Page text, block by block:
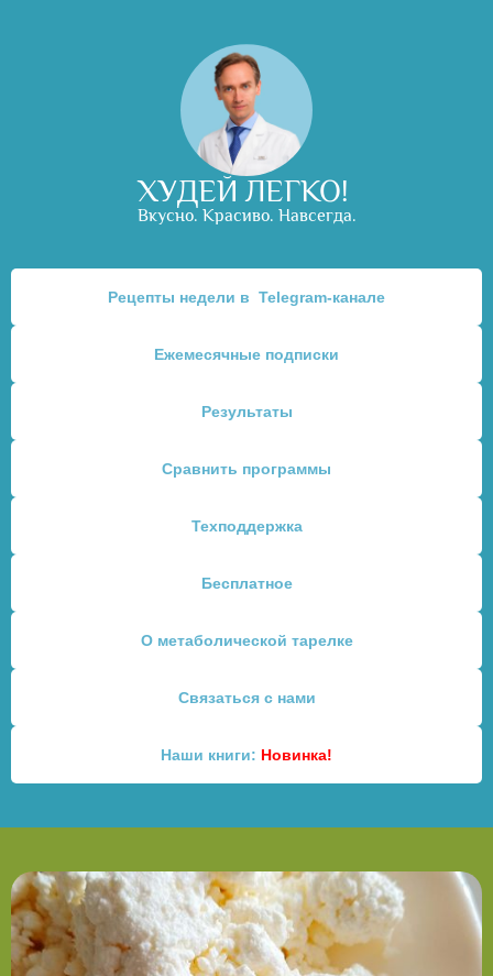
ХУДЕЙ ЛЕГКО!
Вкусно. Красиво. Навсегда.
Рецепты недели в  Telegram-канале
Ежемесячные подписки
Результаты
Сравнить программы
Техподдержка
Бесплатное
О метаболической тарелке
Связаться с нами
Наши книги: Новинка!